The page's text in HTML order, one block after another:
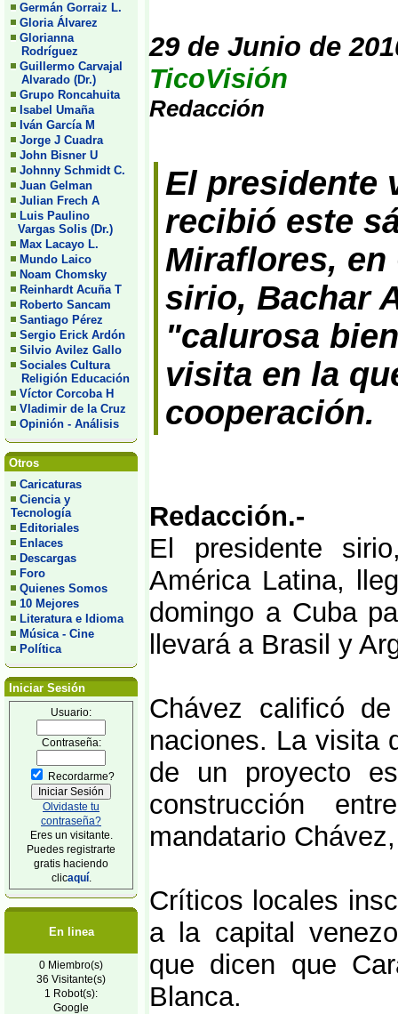
Germán Gorraiz L.
Gloria Álvarez
Glorianna
Rodríguez
Guillermo Carvajal
Alvarado (Dr.)
Grupo Roncahuita
Isabel Umaña
Iván García M
Jorge J Cuadra
John Bisner U
Johnny Schmidt C.
Juan Gelman
Julian Frech A
Luis Paulino
Vargas Solis (Dr.)
Max Lacayo L.
Mundo Laico
Noam Chomsky
Reinhardt Acuña T
Roberto Sancam
Santiago Pérez
Sergio Erick Ardón
Silvio Avilez Gallo
Sociales Cultura
Religión Educación
Víctor Corcoba H
Vladimir de la Cruz
Opinión - Análisis
Otros
Caricaturas
Ciencia y
Tecnología
Editoriales
Enlaces
Descargas
Foro
Quienes Somos
10 Mejores
Literatura e Idioma
Música - Cine
Política
Iniciar Sesión
Usuario:
Contraseña:
Recordarme?
Olvidaste tu
contraseña?
Eres un visitante.
Puedes registrarte
gratis haciendo
clicaquí.
En linea
0 Miembro(s)
36 Visitante(s)
1 Robot(s):
Google
29 de Junio de
TicoVisión
Redacción
El presidente
recibió este
Miraflores, en
sirio, Bachar
"calurosa
visita en la
cooperación.
Redacción.-
El presidente
América Latina,
domingo a Cuba
llevará a Brasil y
Chávez calificó
naciones. La visita
de un proyecto
construcción
mandatario
Críticos locales
a la capital
que dicen que
Blanca.